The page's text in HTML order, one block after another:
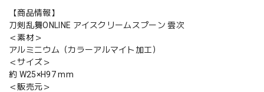
【商品情報】
刀剣乱舞ONLINE アイスクリームスプーン 雲次
＜素材＞
アルミニウム（カラーアルマイト加工）
＜サイズ＞
約 W25×H97 mm
＜販売元＞